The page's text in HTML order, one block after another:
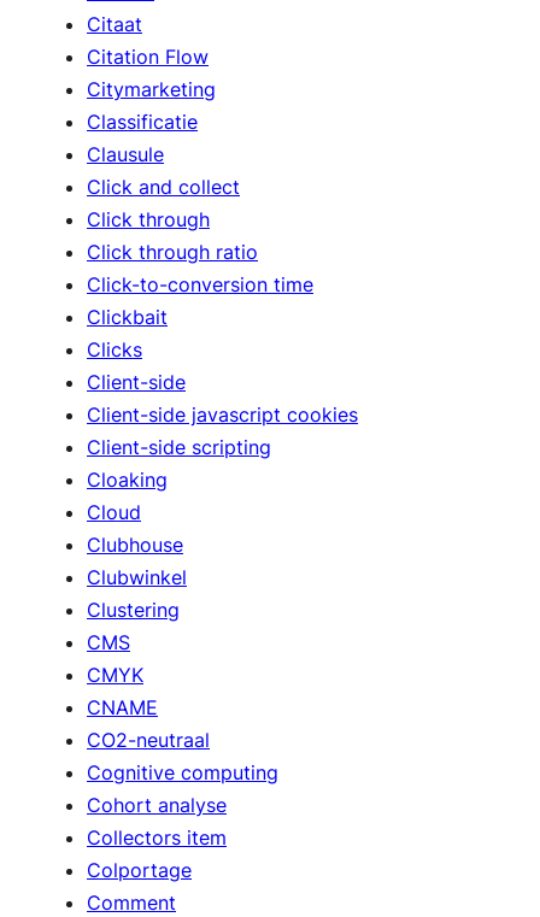
Citaat
Citation Flow
Citymarketing
Classificatie
Clausule
Click and collect
Click through
Click through ratio
Click-to-conversion time
Clickbait
Clicks
Client-side
Client-side javascript cookies
Client-side scripting
Cloaking
Cloud
Clubhouse
Clubwinkel
Clustering
CMS
CMYK
CNAME
CO2-neutraal
Cognitive computing
Cohort analyse
Collectors item
Colportage
Comment